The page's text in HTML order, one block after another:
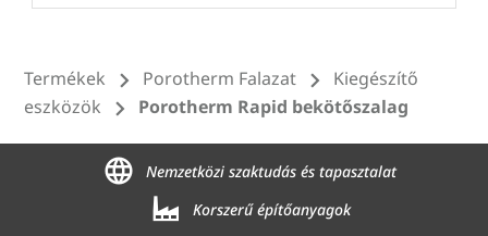
Termékek Porotherm Falazat
Kiegészítő
eszközök
Porotherm Rapid bekötőszalag
Nemzetközi szaktudás és tapasztalat
Korszerű építőanyagok